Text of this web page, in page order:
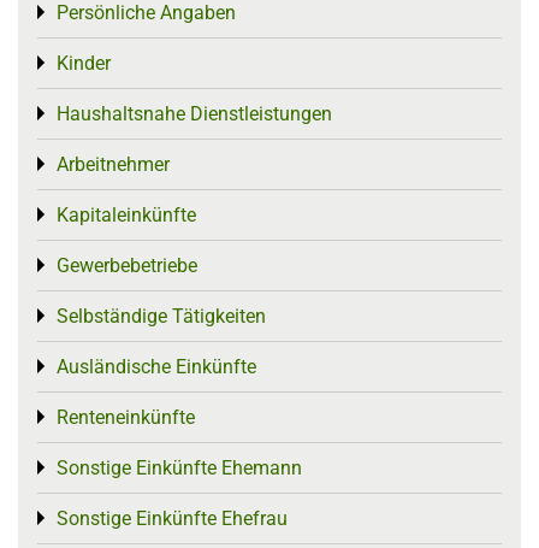
Persönliche Angaben
Toggle menu
Kinder
Toggle menu
Haushaltsnahe Dienstleistungen
Toggle menu
Arbeitnehmer
Toggle menu
Kapitaleinkünfte
Toggle menu
Gewerbebetriebe
Toggle menu
Selbständige Tätigkeiten
Toggle menu
Ausländische Einkünfte
Toggle menu
Renteneinkünfte
Toggle menu
Sonstige Einkünfte Ehemann
Toggle menu
Sonstige Einkünfte Ehefrau
Toggle menu